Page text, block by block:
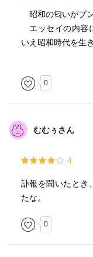
店で買ってしま
時の気持ちを浮
院をあげている。
無敵艦隊
文（鰻丼を頼ん
店が躊躇すると激
まれている事に激
「こういう人には
載せず別の皿に入
ある。で、皿に乗
昭和の匂いがプン
エッセイの内容
いえ昭和時代を生
0
むむぅさん
4
訃報を聞いたとき
たな。
0